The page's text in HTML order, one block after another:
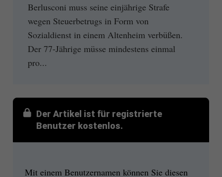
Berlusconi muss seine einjährige Strafe
wegen Steuerbetrugs in Form von
Sozialdienst in einem Altenheim verbüßen.
Der 77-Jährige müsse mindestens einmal
pro...
Der Artikel ist für registrierte
Benutzer kostenlos.
Mit einem Benutzernamen können Sie diesen